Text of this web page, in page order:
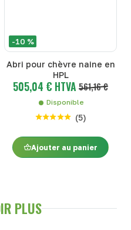
-10 %
Abri pour chèvre naine en
HPL
505,04 € HTVA 561,16 €
Disponible
(5)
Ajouter au panier
PLUS